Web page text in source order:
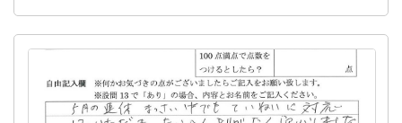
にも嫌な顔せず一生懸命して下さり頭が下がります。
・社員さんは、借りている駐車場の場所をメモしておら
れたのにはびっくりしました。（社員さんはよろしくお
伝え下さい）
今後もよろしくお願いします。